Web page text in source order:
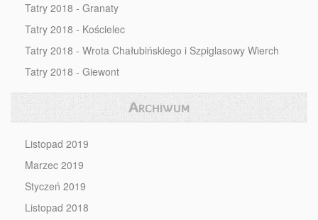
Tatry 2018 - Granaty
Tatry 2018 - Kościelec
Tatry 2018 - Wrota Chałubińskiego i Szpiglasowy Wierch
Tatry 2018 - Giewont
Archiwum
Listopad 2019
Marzec 2019
Styczeń 2019
Listopad 2018